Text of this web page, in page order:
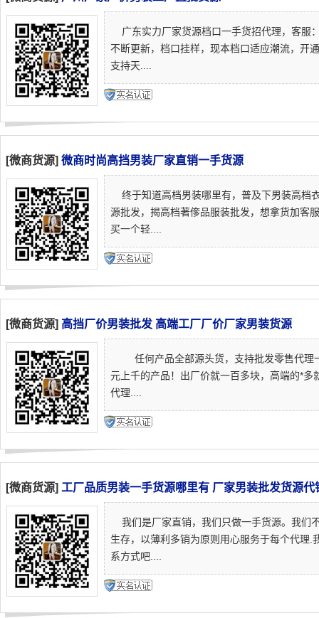
广东实力厂家货源档口一手货招代理，客服
不断更新，档口挂样，现本档口适应潮流，开
支持天....
[微商货源] 微商时尚高挡男装厂家直销一手货源
终于知道高档男装哪里有，普及下男装高档
源批发，揭高档著偧品服装批发，想拿货加客
买一个轻....
[微商货源] 高挡厂价男装批发 高端工厂厂价厂家男装货源
任何产品全部源头货，支持批发零售代理
元上千的产品！出厂价就一百多块，高端的*
代理....
[微商货源] 工厂品质男装一手货源哪里有 厂家男装批发货源代
我们是厂家直销，我们只做一手货源。我们
生存，以薄利多销为原则用心服务于每个代理
系方式吧....